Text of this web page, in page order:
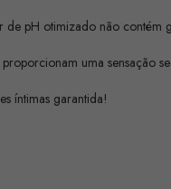
pH otimizado não contém
uma sensação
íntimas garantida!